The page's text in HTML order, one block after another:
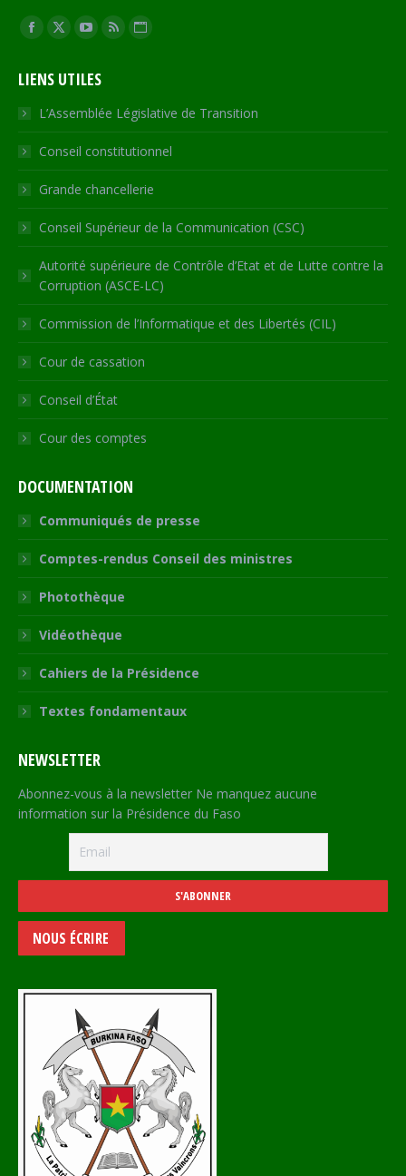
Trouvez nous sur :
Facebook
opens
in
new
window
X
opens
in
new
window
YouTube
opens
in
new
window
RSS
in
new
window
Site
opens
in
new
LIENS UTILES
L’Assemblée Législative de Transition
Conseil constitutionnel
Grande chancellerie
Conseil Supérieur de la Communication (CSC)
Autorité supérieure de Contrôle d’Etat et de Lutte contre la
Corruption (ASCE-LC)
Commission de l’Informatique et des Libertés (CIL)
Cour de cassation
Conseil d’État
Cour des comptes
DOCUMENTATION
Communiqués de presse
Comptes-rendus Conseil des ministres
Photothèque
Vidéothèque
Cahiers de la Présidence
Textes fondamentaux
NEWSLETTER
Abonnez-vous à la newsletter Ne manquez aucune
information sur la Présidence du Faso
NOUS ÉCRIRE